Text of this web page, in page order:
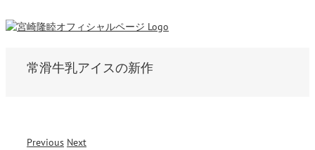
常滑牛乳アイスの新作
Previous Next